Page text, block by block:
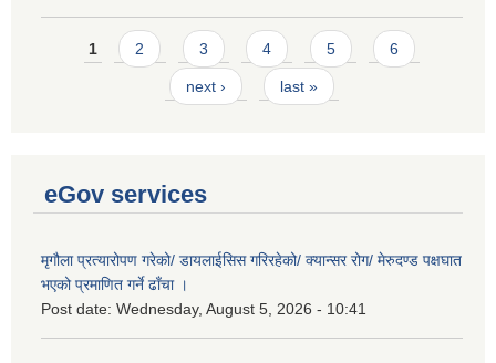
Pages
1 2 3 4 5 6
next › last »
eGov services
मृगौला प्रत्यारोपण गरेको/ डायलाईसिस गरिरहेको/ क्यान्सर रोग/ मेरुदण्ड पक्षघात
भएको प्रमाणित गर्ने ढाँचा ।
Post date: Wednesday, August 5, 2026 - 10:41